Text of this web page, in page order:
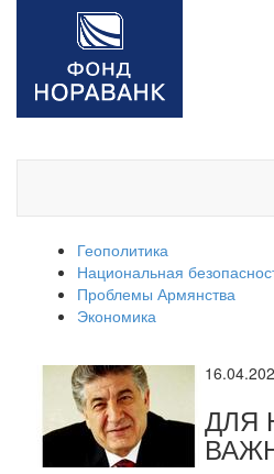
Геополитика
Национальная
Проблемы Армянства
Экономика
ДЛЯ